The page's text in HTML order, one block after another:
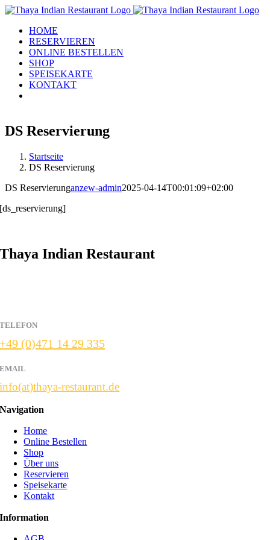
Zum
springenHOME
RESERVIEREN
ONLINE BESTELLEN
SHOP
SPEISEKARTE
KONTAKT
DS Reservierung
Startseite
DS Reservierung
DS Reservierunganzew-admin2025-04-14T00:01:09+02:00
[ds_reservierung]
Thaya Indian Restaurant
TELEFON
+49 (0)471 14 29 335
EMAIL
info(at)thaya-restaurant.de
Navigation
Home
Online Bestellen
Shop
Über uns
Reservieren
Speisekarte
Kontakt
Information